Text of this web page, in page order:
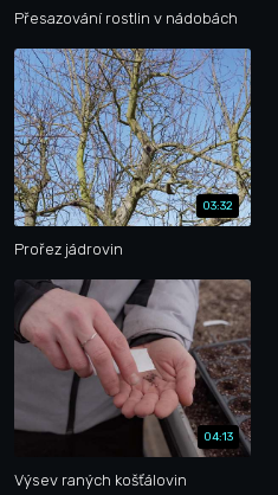
Přesazování rostlin v nádobách
03:32
Prořez jádrovin
04:13
Výsev raných košťálovin